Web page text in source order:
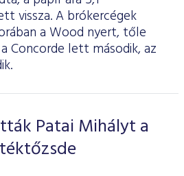
vissza. A brókercégek
a Wood nyert, tőle
Concorde lett második, az
Patai Mihályt a